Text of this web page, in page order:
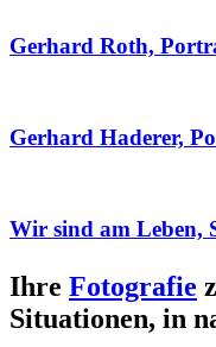
Gerhard Roth,
Gerhard Haderer,
Wir sind am Leben,
Ihre Fotografie
Situationen, in